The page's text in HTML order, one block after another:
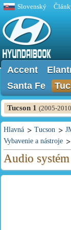
Slovenský
Accent
Santa Fe
Tucson 1 (2005-
Hlavná Tucson
Vybavenie a nástroje
Audio